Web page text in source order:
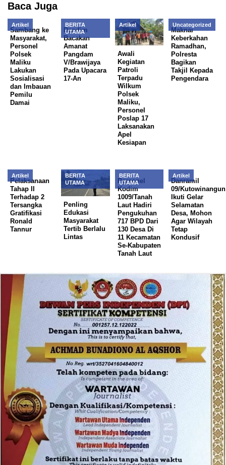
Baca Juga
Artikel
Sambang ke
Masyarakat,
Personel
Polsek
Maliku
Lakukan
Sosialisasi
dan Imbauan
Pemilu
Damai
BERITA
UTAMA
Dandim
Bacakan
Amanat
Pangdam
V/Brawijaya
Pada Upacara
17-An
Artikel
Awali
Kegiatan
Patroli
Terpadu
Wilkum
Polsek
Maliku,
Personel
Poslap 17
Laksanakan
Apel
Kesiapan
Uncategorized
Maknai
Keberkahan
Ramadhan,
Polresta
Bagikan
Takjil Kepada
Pengendara
Artikel
Pelaksanaan
Tahap II
Terhadap 2
Tersangka
Gratifikasi
Ronald
Tannur
BERITA
UTAMA
Penling
Edukasi
Masyarakat
Tertib Berlalu
Lintas
BERITA
UTAMA
Personel
Kodim
1009/Tanah
Laut Hadiri
Pengukuhan
717 BPD Dari
130 Desa Di
11 Kecamatan
Se-Kabupaten
Tanah Laut
Artikel
Danramil
09/Kutowinangun
Ikuti Gelar
Selamatan
Desa, Mohon
Agar Wilayah
Tetap
Kondusif